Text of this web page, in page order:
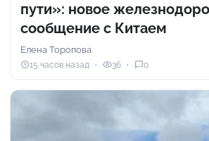
пути»: новое
сообщение с Китаем
Елена Торопова
15 часов назад 36 0